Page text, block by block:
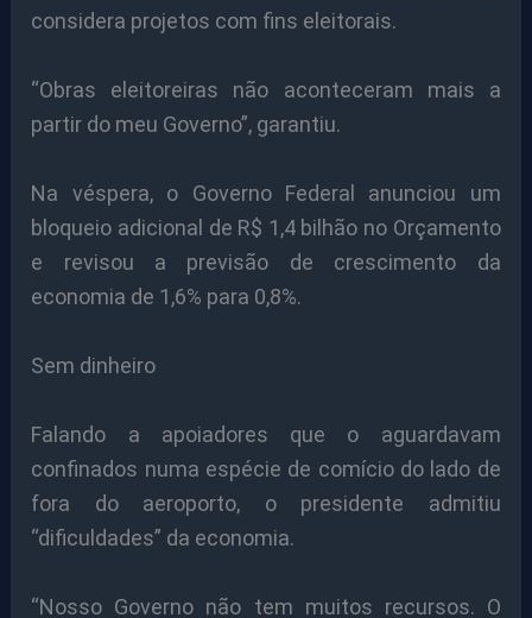
considera projetos com fins eleitorais.
“Obras eleitoreiras não aconteceram mais a
partir do meu Governo”, garantiu.
Na véspera, o Governo Federal anunciou um
bloqueio adicional de R$ 1,4 bilhão no Orçamento
e revisou a previsão de crescimento da
economia de 1,6% para 0,8%.
Sem dinheiro
Falando a apoiadores que o aguardavam
confinados numa espécie de comício do lado de
fora do aeroporto, o presidente admitiu
“dificuldades” da economia.
“Nosso Governo não tem muitos recursos. O